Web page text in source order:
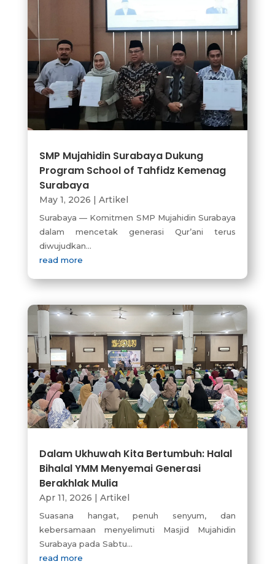
SMP Mujahidin Surabaya Dukung
Program School of Tahfidz Kemenag
Surabaya
May 1, 2026 Artikel
Surabaya — Komitmen SMP Mujahidin Surabaya
dalam mencetak generasi Qur’ani terus
diwujudkan...
read more
Dalam Ukhuwah Kita Bertumbuh: Halal
Bihalal YMM Menyemai Generasi
Berakhlak Mulia
Apr 11, 2026 Artikel
Suasana hangat, penuh senyum, dan
kebersamaan menyelimuti Masjid Mujahidin
Surabaya pada Sabtu...
read more